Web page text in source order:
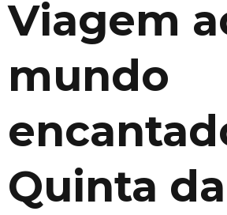
Viagem
mundo
Quinta da